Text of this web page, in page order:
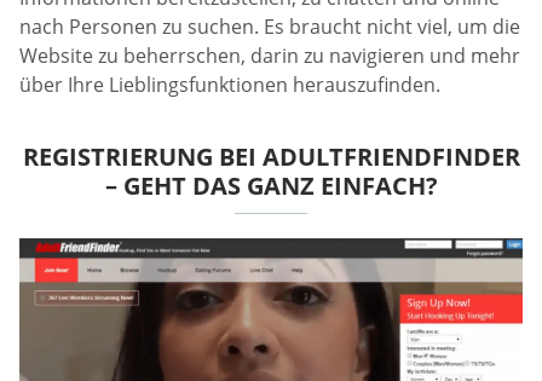
nach Personen zu suchen. Es braucht nicht viel, um die
Website zu beherrschen, darin zu navigieren und mehr
über Ihre Lieblingsfunktionen herauszufinden.
REGISTRIERUNG BEI ADULTFRIENDFINDER
– GEHT DAS GANZ EINFACH?